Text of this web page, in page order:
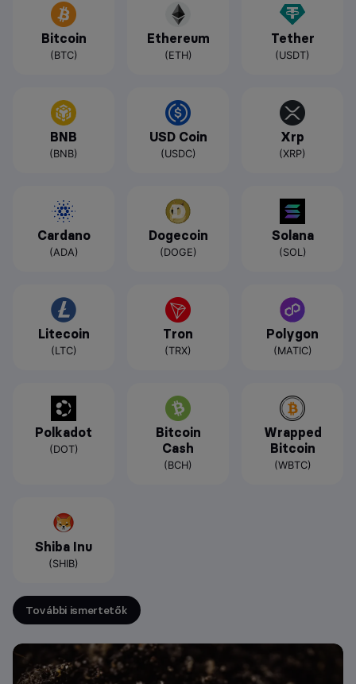
Bitcoin
(BTC)
Ethereum
(ETH)
Tether
(USDT)
BNB
(BNB)
USD Coin
(USDC)
Xrp
(XRP)
Cardano
(ADA)
Dogecoin
(DOGE)
Solana
(SOL)
Litecoin
(LTC)
Tron
(TRX)
Polygon
(MATIC)
Polkadot
(DOT)
Bitcoin
Cash
(BCH)
Wrapped
Bitcoin
(WBTC)
Shiba Inu
(SHIB)
További ismertetők